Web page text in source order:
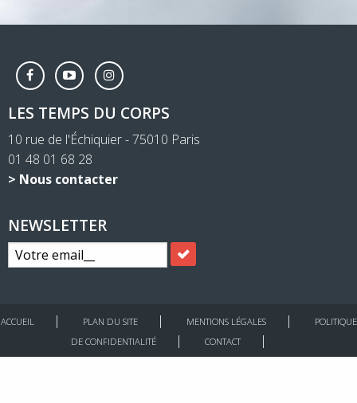
LES TEMPS DU CORPS
10 rue de l'Échiquier - 75010 Paris
01 48 01 68 28
> Nous contacter
NEWSLETTER
ACCUEIL PLAN DU SITE MENTIONS LÉGALES
POLITIQUE
DE CONFIDENTIALITÉ
CONTACT